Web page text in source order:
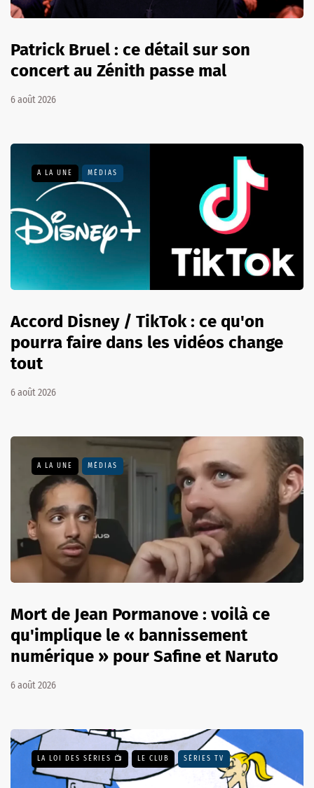
Patrick Bruel : ce détail sur son
concert au Zénith passe mal
6 août 2026
A LA UNE MÉDIAS
Accord Disney / TikTok : ce qu'on
pourra faire dans les vidéos change
tout
6 août 2026
A LA UNE MÉDIAS
Mort de Jean Pormanove : voilà ce
qu'implique le « bannissement
numérique » pour Safine et Naruto
6 août 2026
LA LOI DES SÉRIES 📺 LE CLUB SÉRIES TV